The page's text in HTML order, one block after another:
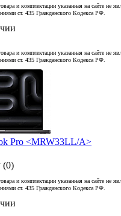
и комплектации указанная на сайте не
ст. 435 Гражданского Кодекса РФ.
и комплектации указанная на сайте не
ст. 435 Гражданского Кодекса РФ.
Pro <MRW33LL/A>
(0)
и комплектации указанная на сайте не
ст. 435 Гражданского Кодекса РФ.